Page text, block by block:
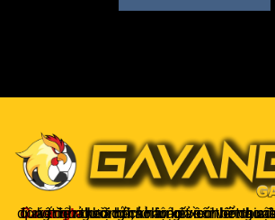
Gavangtv
không chỉ là nơi xem bóng mà còn là một cộng đồng để người hâm mộ kết nối và trao đổi cảm xúc. Trong quá trình theo dõi, khán giả có thể chia sẻ ý